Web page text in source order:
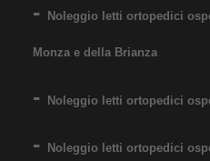
Noleggio letti ortopedici
Monza e della Brianza
Noleggio letti ortopedici
Noleggio letti ortopedici